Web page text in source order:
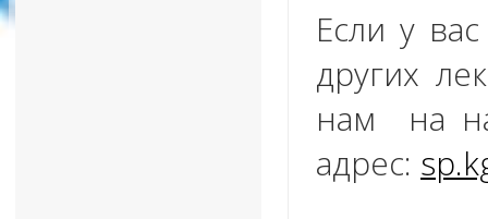
Если у
других
нам на
адрес: